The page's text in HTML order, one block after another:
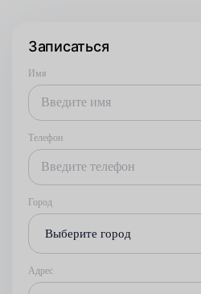
Записаться
Имя
Телефон
Город
Выберите город
Адрес